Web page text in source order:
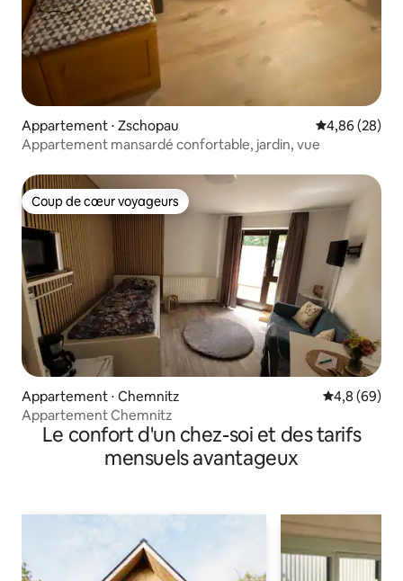
Appartement ⋅ Zschopau Évaluation
4,86 (28)
Appartement mansardé confortable, jardin, vue
Coup de cœur voyageurs
Coup de cœur voyageurs
Appartement ⋅ Chemnitz Évaluation
4,8 (69)
Appartement Chemnitz
Le confort d'un chez-soi et des tarifs
mensuels avantageux